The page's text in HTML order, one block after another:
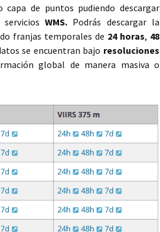
de puntos pudiendo descargar
WMS. Podrás descargar la
franjas temporales de 24 horas, 48
se encuentran bajo resoluciones
global de manera masiva o